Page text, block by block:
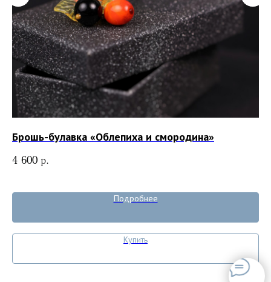
Брошь-булавка «Облепиха и смородина»
4 600 р.
Подробнее
Купить